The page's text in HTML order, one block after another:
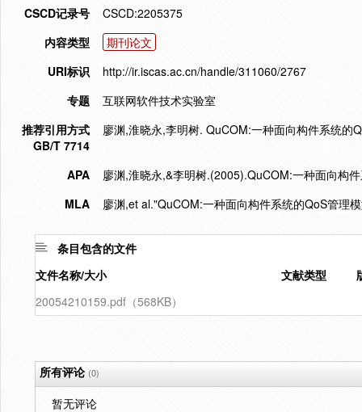
CSCD记录号
CSCD:2205375
内容类型
期刊论文
URI标识
http://ir.iscas.ac.cn/handle/311060/2767
专题
互联网软件技术实验室
推荐引用方式
GB/T 7714
廖渊,淮晓永,李明树. QuCOM:一种面向构件系统
APA
廖渊,淮晓永,&李明树.(2005).QuCOM:一种面向构
MLA
廖渊,et al."QuCOM:一种面向构件系统的QoS管理
条目包含的文件
文件名称/大小
文献类型
20054210159.pdf（568KB）
所有评论(0)
暂无评论